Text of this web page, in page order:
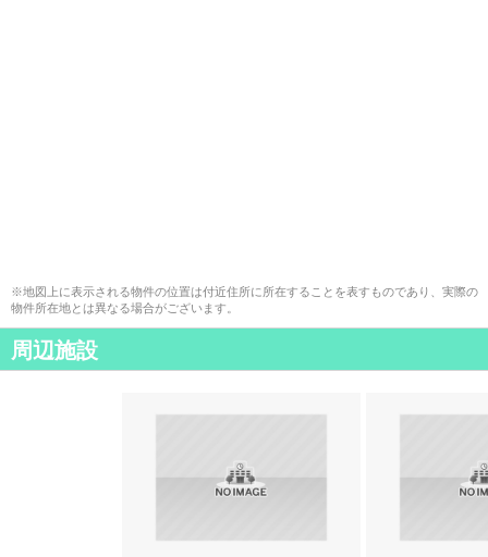
※地図上に表示される物件の位置は付近住所に所在することを表すものであり、実際の
物件所在地とは異なる場合がございます。
周辺施設